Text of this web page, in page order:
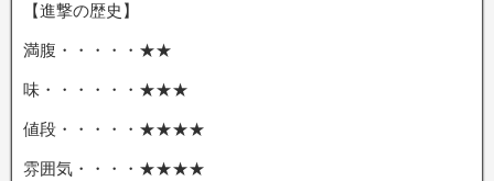
【進撃の歴史】
満腹・・・・・★★
味・・・・・・★★★
値段・・・・・★★★★
雰囲気・・・・★★★★